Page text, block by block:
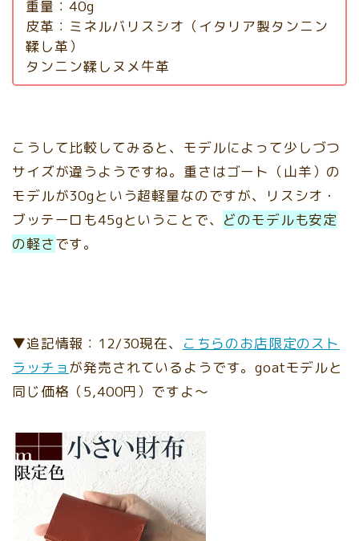
重量：40g
皮革：ミネルバリスシオ（イタリア製タンニン
鞣し革）
タンニン鞣しヌメ牛革
こうして比較してみると、モデルによって少しづつ
サイズが違うようですね。重さはゴート（山羊）の
モデルが30gという超軽量なのですが、リスシオ・
ブッテーロも45gということで、 どのモデルも安定
の軽さです。
▼追記情報：12/30現在、 こちらのお店限定のスト
ラッチョが発売されているようです。goatモデルと
同じ価格（5,400円）ですよ〜